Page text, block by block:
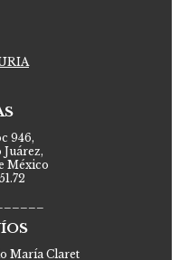
946,
México
María Claret